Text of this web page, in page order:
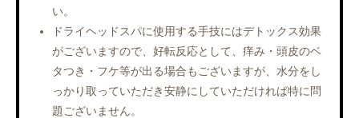
い。
ドライヘッドスパに使用する手技にはデトックス効果
がございますので、好転反応として、痒み・頭皮のベ
タつき・フケ等が出る場合もございますが、水分をし
っかり取っていただき安静にしていただければ特に問
題ございません。